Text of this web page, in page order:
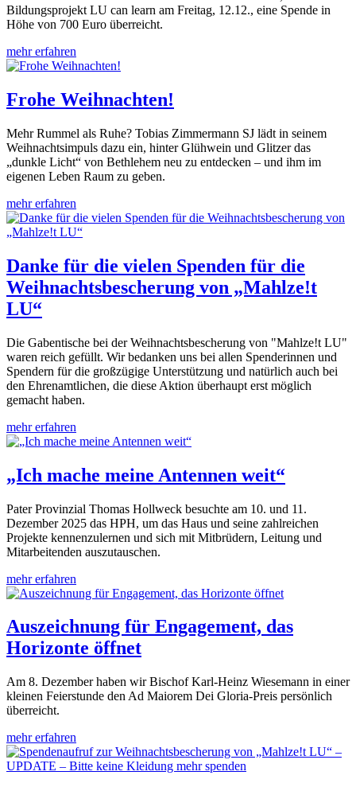
Bildungsprojekt LU can learn am Freitag, 12.12., eine Spende in
Höhe von 700 Euro überreicht.
mehr erfahren
Frohe Weihnachten!
Mehr Rummel als Ruhe? Tobias Zimmermann SJ lädt in seinem
Weihnachtsimpuls dazu ein, hinter Glühwein und Glitzer das
„dunkle Licht“ von Bethlehem neu zu entdecken – und ihm im
eigenen Leben Raum zu geben.
mehr erfahren
Danke für die vielen Spenden für die
Weihnachtsbescherung von „Mahlze!t
LU“
Die Gabentische bei der Weihnachtsbescherung von "Mahlze!t LU"
waren reich gefüllt. Wir bedanken uns bei allen Spenderinnen und
Spendern für die großzügige Unterstützung und natürlich auch bei
den Ehrenamtlichen, die diese Aktion überhaupt erst möglich
gemacht haben.
mehr erfahren
„Ich mache meine Antennen weit“
Pater Provinzial Thomas Hollweck besuchte am 10. und 11.
Dezember 2025 das HPH, um das Haus und seine zahlreichen
Projekte kennenzulernen und sich mit Mitbrüdern, Leitung und
Mitarbeitenden auszutauschen.
mehr erfahren
Auszeichnung für Engagement, das
Horizonte öffnet
Am 8. Dezember haben wir Bischof Karl-Heinz Wiesemann in einer
kleinen Feierstunde den Ad Maiorem Dei Gloria-Preis persönlich
überreicht.
mehr erfahren